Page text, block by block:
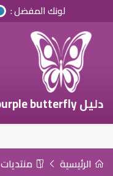
لونك المفضل :
دليل purple butterfly
الرئيسية منتديات